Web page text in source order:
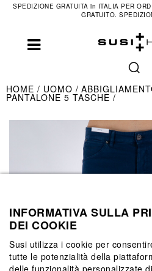
SPEDIZIONE GRATUITA in ITALIA PER
GRATUITO.
HOME UOMO
PANTALONE 5 TASCHE
INFORMATIVA SULLA
DEI COOKIE
Susi utilizza i cookie per
tutte le potenzialità della
delle funzionalità personalizzate